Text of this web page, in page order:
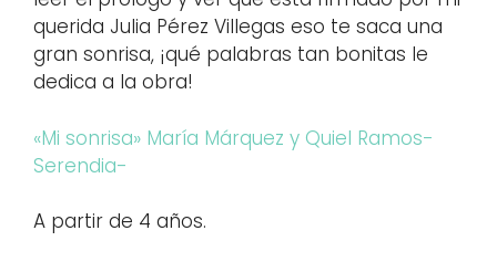
querida Julia Pérez Villegas eso te saca una
gran sonrisa, ¡qué palabras tan bonitas le
dedica a la obra!
«Mi sonrisa» María Márquez y Quiel Ramos-
Serendia-
A partir de 4 años.